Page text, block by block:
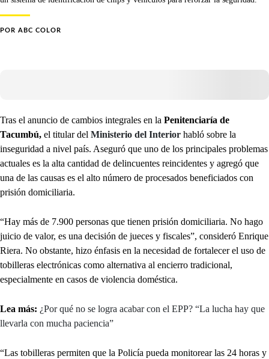
POR ABC COLOR
Tras el anuncio de cambios integrales en la Penitenciaría de
Tacumbú, el titular del Ministerio del Interior habló sobre la
inseguridad a nivel país. Aseguró que uno de los principales problemas
actuales es la alta cantidad de delincuentes reincidentes y agregó que
una de las causas es el alto número de procesados beneficiados con
prisión domiciliaria.
“Hay más de 7.900 personas que tienen prisión domiciliaria. No hago
juicio de valor, es una decisión de jueces y fiscales”, consideró Enrique
Riera. No obstante, hizo énfasis en la necesidad de fortalecer el uso de
tobilleras electrónicas como alternativa al encierro tradicional,
especialmente en casos de violencia doméstica.
Lea más: ¿Por qué no se logra acabar con el EPP? “La lucha hay que
llevarla con mucha paciencia”
“Las tobilleras permiten que la Policía pueda monitorear las 24 horas y